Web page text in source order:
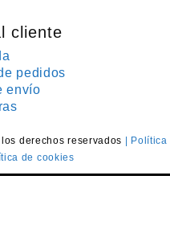
cliente
pedidos
envío
los derechos reservados
| Política
de cookies